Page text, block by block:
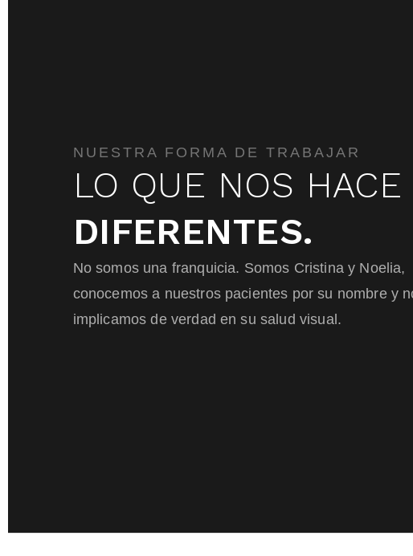
NUESTRA FORMA DE TRABAJAR
LO QUE NOS HACE
DIFERENTES.
No somos una franquicia. Somos Cristina y Noelia,
conocemos a nuestros pacientes por su nombre y
implicamos de verdad en su salud visual.